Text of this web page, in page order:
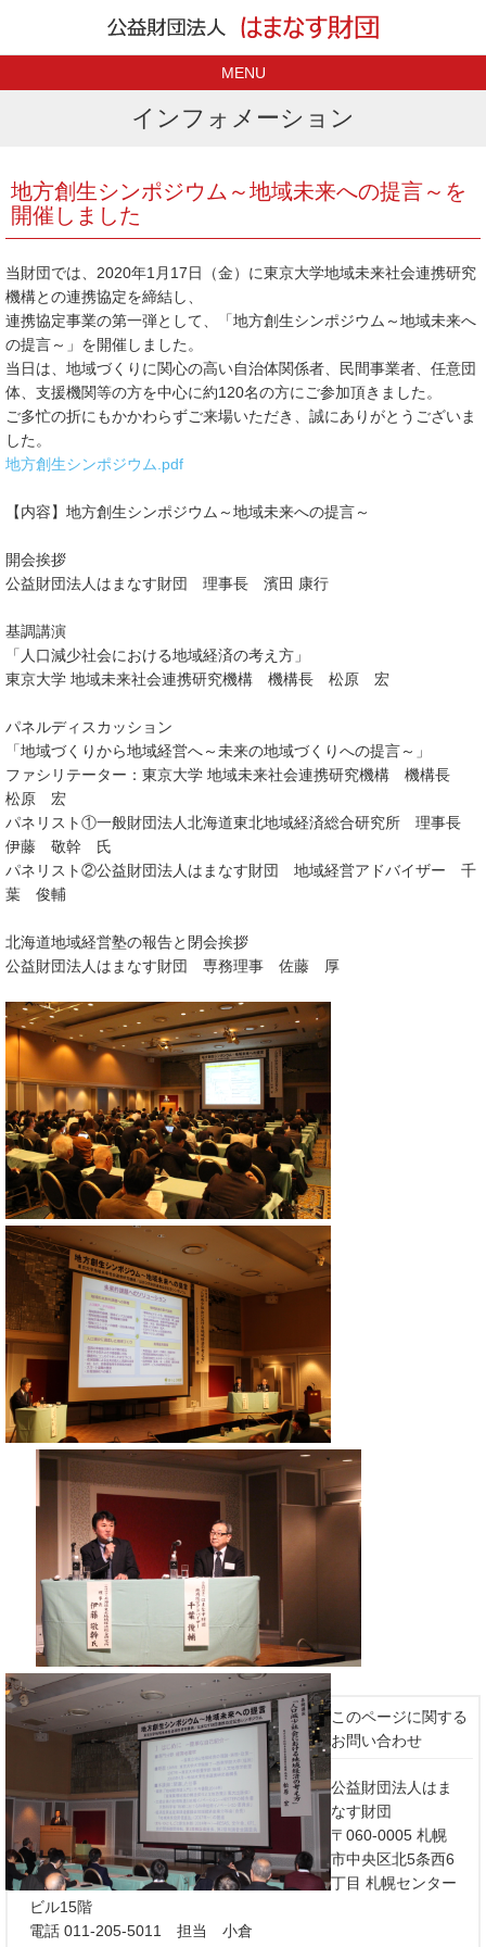
MENU
インフォメーション
地方創生シンポジウム～地域未来への提言～を
開催しました
当財団では、2020年1月17日（金）に東京大学地域未来社会連携研究
機構との連携協定を締結し、
連携協定事業の第一弾として、「地方創生シンポジウム～地域未来へ
の提言～」を開催しました。
当日は、地域づくりに関心の高い自治体関係者、民間事業者、任意団
体、支援機関等の方を中心に約120名の方にご参加頂きました。
ご多忙の折にもかかわらずご来場いただき、誠にありがとうございま
した。
地方創生シンポジウム.pdf
【内容】地方創生シンポジウム～地域未来への提言～
開会挨拶
公益財団法人はまなす財団 理事長 濱田 康行
基調講演
「人口減少社会における地域経済の考え方」
東京大学 地域未来社会連携研究機構 機構長 松原 宏
パネルディスカッション
「地域づくりから地域経営へ～未来の地域づくりへの提言～」
ファシリテーター：東京大学 地域未来社会連携研究機構 機構長
松原 宏
パネリスト①一般財団法人北海道東北地域経済総合研究所 理事長
伊藤 敬幹 氏
パネリスト②公益財団法人はまなす財団 地域経営アドバイザー 千
葉 俊輔
北海道地域経営塾の報告と閉会挨拶
公益財団法人はまなす財団 専務理事 佐藤 厚
このページに関する
お問い合わせ
公益財団法人はま
なす財団
〒060-0005 札幌
市中央区北5条西6
丁目 札幌センター
ビル15階
電話 011-205-5011 担当 小倉